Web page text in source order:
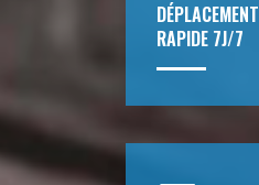
DÉPLACEMENT
RAPIDE 7J/7